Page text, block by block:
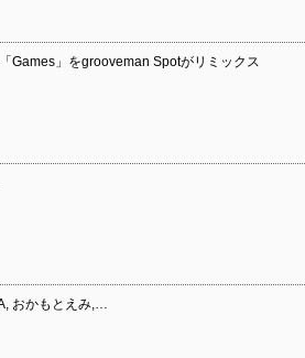
Games」をgrooveman Spotがリミックス
おかもとえみ,…